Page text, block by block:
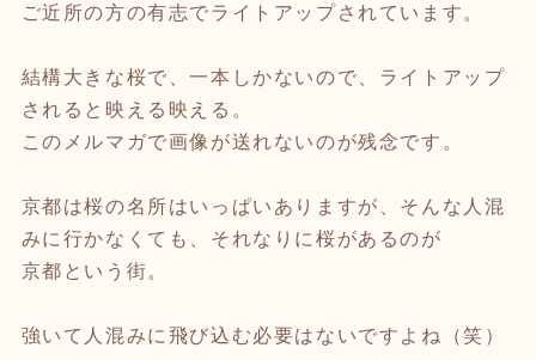
ご近所の方の有志でライトアップされています。
結構大きな桜で、一本しかないので、ライトアップ
されると映える映える。
このメルマガで画像が送れないのが残念です。
京都は桜の名所はいっぱいありますが、そんな人混
みに行かなくても、それなりに桜があるのが
京都という街。
強いて人混みに飛び込む必要はないですよね（笑）